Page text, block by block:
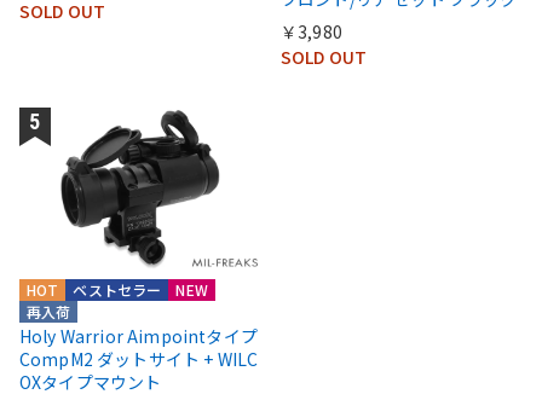
SOLD OUT
￥3,980
SOLD OUT
再入荷
NEW
ベストセラー
HOT
Holy Warrior Aimpointタイプ
CompM2 ダットサイト + WILC
OXタイプマウント